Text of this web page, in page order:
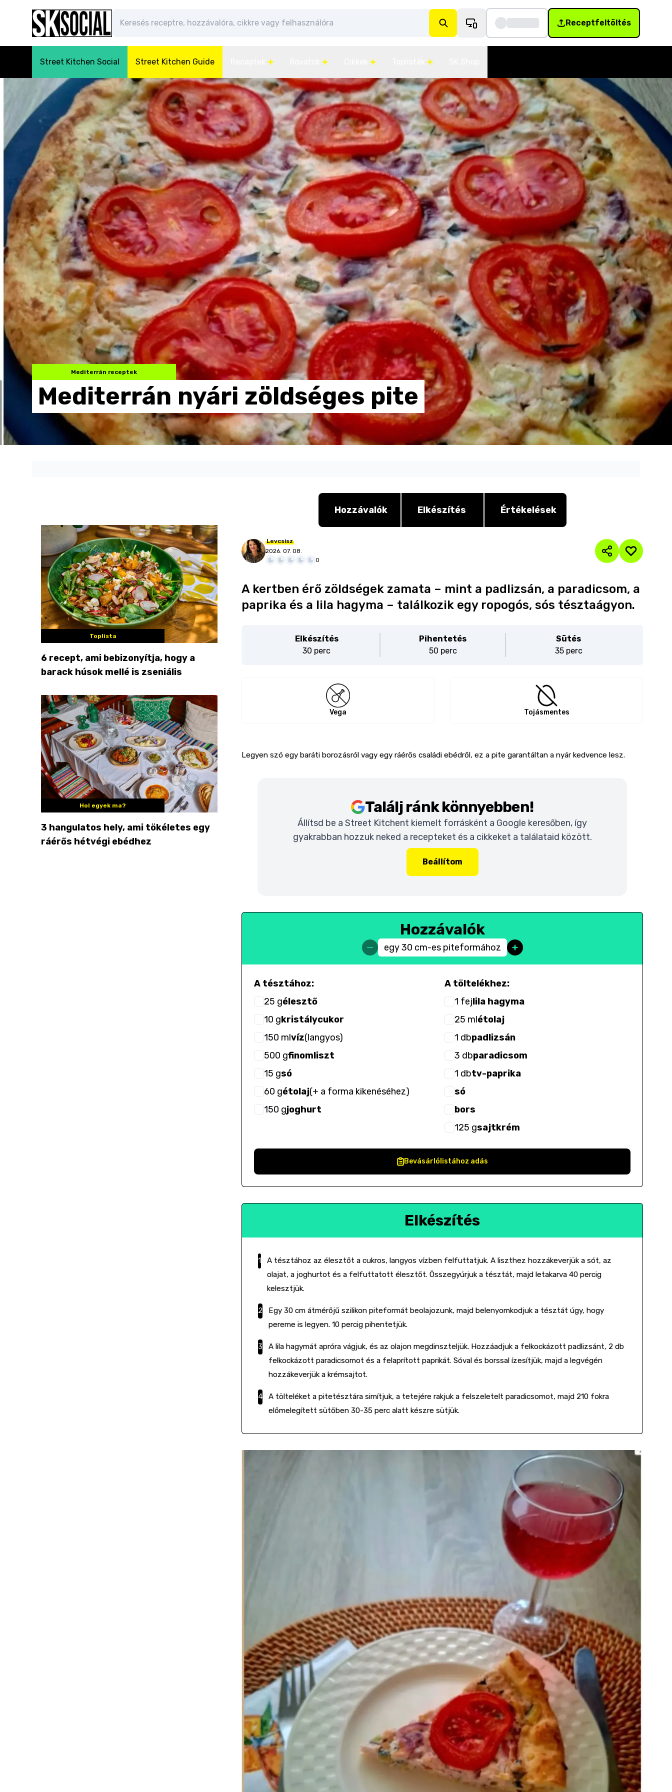
Receptfeltöltés
Street Kitchen Social Street Kitchen Guide
Mediterrán receptek
Mediterrán nyári zöldséges pite
Toplista
6 recept, ami bebizonyítja, hogy a
barack húsok mellé is zseniális
Hol egyek ma?
3 hangulatos hely, ami tökéletes egy
ráérős hétvégi ebédhez
Hozzávalók Elkészítés Értékelések
Levcsisz
2026. 07. 08.
0
A kertben érő zöldségek zamata – mint a padlizsán, a paradicsom, a
paprika és a lila hagyma – találkozik egy ropogós, sós tésztaágyon.
Elkészítés
30 perc
Pihentetés
50 perc
Sütés
35 perc
Vega Tojásmentes
Legyen szó egy baráti borozásról vagy egy ráérős családi ebédről, ez a pite garantáltan a nyár kedvence lesz.
Találj ránk könnyebben!
Állítsd be a Street Kitchent kiemelt forrásként a Google keresőben, így
gyakrabban hozzuk neked a recepteket és a cikkeket a találataid között.
Beállítom
Hozzávalók
egy 30 cm-es piteformához
A tésztához:
25 gélesztő
10 gkristálycukor
150 mlvíz(langyos)
500 gfinomliszt
15 gsó
60 gétolaj(+ a forma kikenéséhez)
150 gjoghurt
A töltelékhez:
1 fejlila hagyma
25 mlétolaj
1 dbpadlizsán
3 dbparadicsom
1 dbtv-paprika
só
bors
125 gsajtkrém
Bevásárlólistához adás
Elkészítés
A tésztához az élesztőt a cukros, langyos vízben felfuttatjuk. A liszthez hozzákeverjük a sót, az
olajat, a joghurtot és a felfuttatott élesztőt. Összegyúrjuk a tésztát, majd letakarva 40 percig
kelesztjük.
Egy 30 cm átmérőjű szilikon piteformát beolajozunk, majd belenyomkodjuk a tésztát úgy, hogy
pereme is legyen. 10 percig pihentetjük.
A lila hagymát apróra vágjuk, és az olajon megdinszteljük. Hozzáadjuk a felkockázott padlizsánt, 2 db
felkockázott paradicsomot és a felaprított paprikát. Sóval és borssal ízesítjük, majd a legvégén
hozzákeverjük a krémsajtot.
A tölteléket a pitetésztára simítjuk, a tetejére rakjuk a felszeletelt paradicsomot, majd 210 fokra
előmelegített sütőben 30-35 perc alatt készre sütjük.